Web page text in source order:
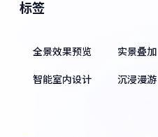
标签
全景效果预览 实景叠加
智能室内设计
沉浸漫游